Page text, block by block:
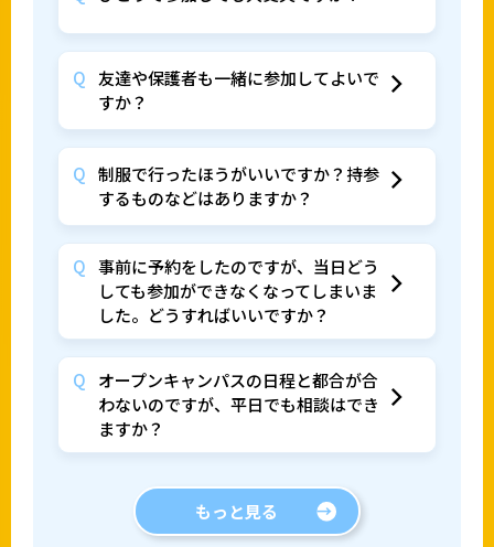
友達や保護者も一緒に参加してよいで
すか？
制服で行ったほうがいいですか？持参
するものなどはありますか？
事前に予約をしたのですが、当日どう
しても参加ができなくなってしまいま
した。どうすればいいですか？
オープンキャンパスの日程と都合が合
わないのですが、平日でも相談はでき
ますか？
もっと見る ←